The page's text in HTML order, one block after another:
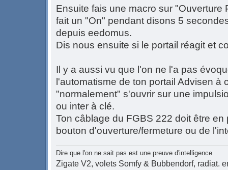
Ensuite fais une macro sur "Ouverture
fait un "On" pendant disons 5
depuis eedomus.
Dis nous ensuite si le portail réagit et
Il y a aussi vu que l'on ne l'a pas
l'automatisme de ton portail Advisen à
"normalement" s'ouvrir sur une
ou inter à clé.
Ton câblage du FGBS 222 doit être
bouton d'ouverture/fermeture ou de
Dire que l'on ne sait pas est une preuve d'intelligence
Zigate V2, volets Somfy & Bubbendorf, radiat.